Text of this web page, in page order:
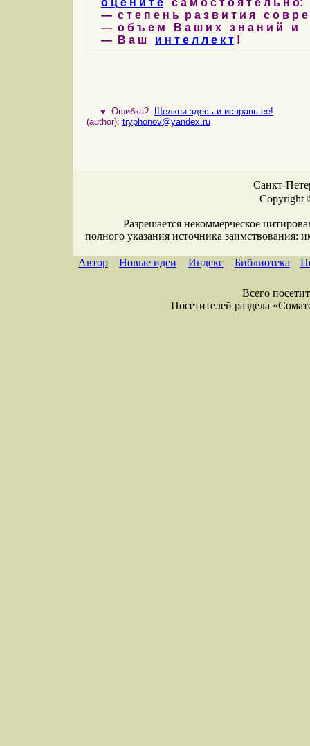
о ц е н и т е с а м о с т о я т е л ь н о:
— с т е п е н ь р а з в и т и я с о в р
— о б ъ е м В а ш и х з н а н и й и
— В а ш и н т е л л е к т !
♥ Ошибка?
Щелкни здесь и исправь ее!
(author): tryphonov@yandex.ru
Санкт-
Copyright
Разрешается некоммерческое
полного указания источника заимствования:
Автор Новые идеи Индекс Библиотека
Всего
Посетителей раздела